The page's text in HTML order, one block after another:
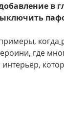
в
когда
где
интерьер,